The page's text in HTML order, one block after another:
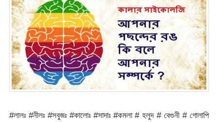
#লালঃ #নীলঃ #সবুজঃ #কালোঃ #সাদাঃ #কমলা # হলুদ # বেগুনী # গোলাপি